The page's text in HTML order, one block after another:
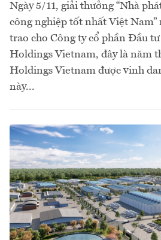
Ngày 5/11, giải thưởng “Nhà
công nghiệp tốt nhất Việt Nam”
trao cho Công ty cổ phần Đầu
Holdings Vietnam, đây là năm
Holdings Vietnam được vinh
này...